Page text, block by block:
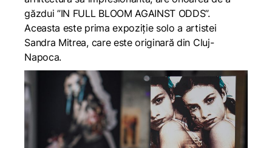
găzdui ”IN FULL BLOOM AGAINST ODDS”.
Aceasta este prima expoziție solo a artistei
Sandra Mitrea, care este originară din Cluj-
Napoca.